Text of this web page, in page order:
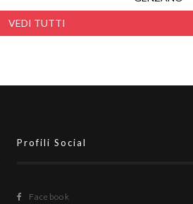
VEDI TUTTI
Profili Social
Facebook